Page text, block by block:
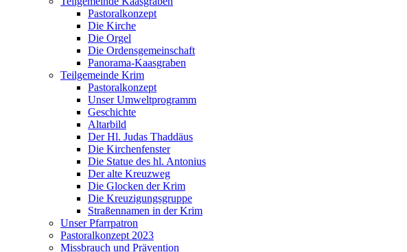
Pastoralkonzept
Die Kirche
Die Orgel
Die Ordensgemeinschaft
Panorama-Kaasgraben
Teilgemeinde Krim
Pastoralkonzept
Unser Umweltprogramm
Geschichte
Altarbild
Der Hl. Judas Thaddäus
Die Kirchenfenster
Die Statue des hl. Antonius
Der alte Kreuzweg
Die Glocken der Krim
Die Kreuzigungsgruppe
Straßennamen in der Krim
Unser Pfarrpatron
Pastoralkonzept 2023
Missbrauch und Prävention